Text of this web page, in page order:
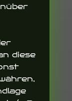
diese